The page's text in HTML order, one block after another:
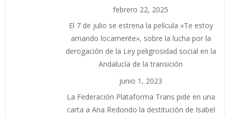
febrero 22, 2025
El 7 de julio se estrena la película «Te estoy
amando locamente», sobre la lucha por la
derogación de la Ley peligrosidad social en la
Andalucía de la transición
junio 1, 2023
La Federación Plataforma Trans pide en una
carta a Ana Redondo la destitución de Isabel